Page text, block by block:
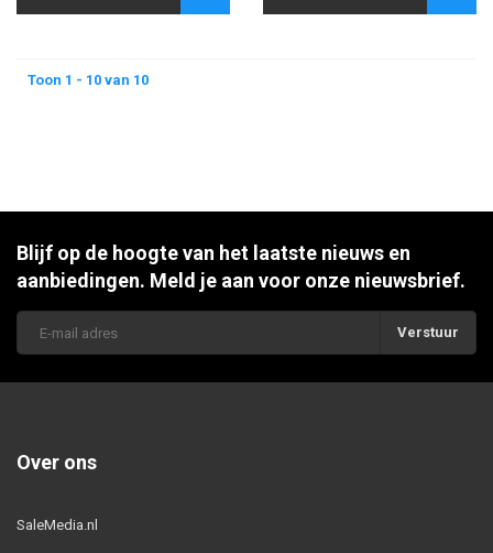
Toon 1 - 10 van 10
Blijf op de hoogte van het laatste nieuws en
aanbiedingen. Meld je aan voor onze nieuwsbrief.
Verstuur
Over ons
SaleMedia.nl